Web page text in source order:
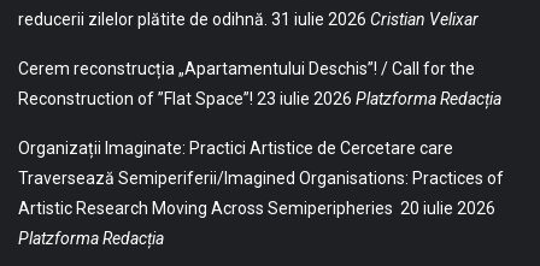
reducerii zilelor plătite de odihnă. 31 iulie 2026 Cristian Velixar
Cerem reconstrucția „Apartamentului Deschis”! / Call for the
Reconstruction of ”Flat Space”! 23 iulie 2026 Platzforma Redacția
Organizații Imaginate: Practici Artistice de Cercetare care
Traversează Semiperiferii/Imagined Organisations: Practices of
Artistic Research Moving Across Semiperipheries 20 iulie 2026
Platzforma Redacția